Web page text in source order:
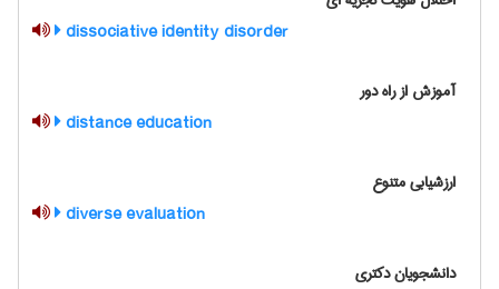
dissociative identity disorder
آموزش از راه دور
distance education
ارزشیابی متنوع
diverse evaluation
دانشجویان دکتری